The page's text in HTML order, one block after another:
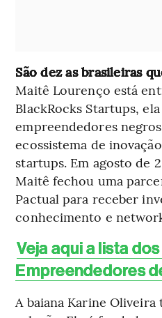
São dez as brasileiras
Maitê Lourenço está
BlackRocks Startups,
empreendedores
ecossistema de
startups. Em agosto de
Maitê fechou uma
Pactual para receber
conhecimento e
Veja aqui a lista
Empreendedores
A baiana Karine